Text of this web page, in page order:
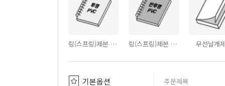
링(스프링)제본 - PVC투명커버 링(스프링)제본 - PVC반투명커버 무선날개
기본옵션 주문제목